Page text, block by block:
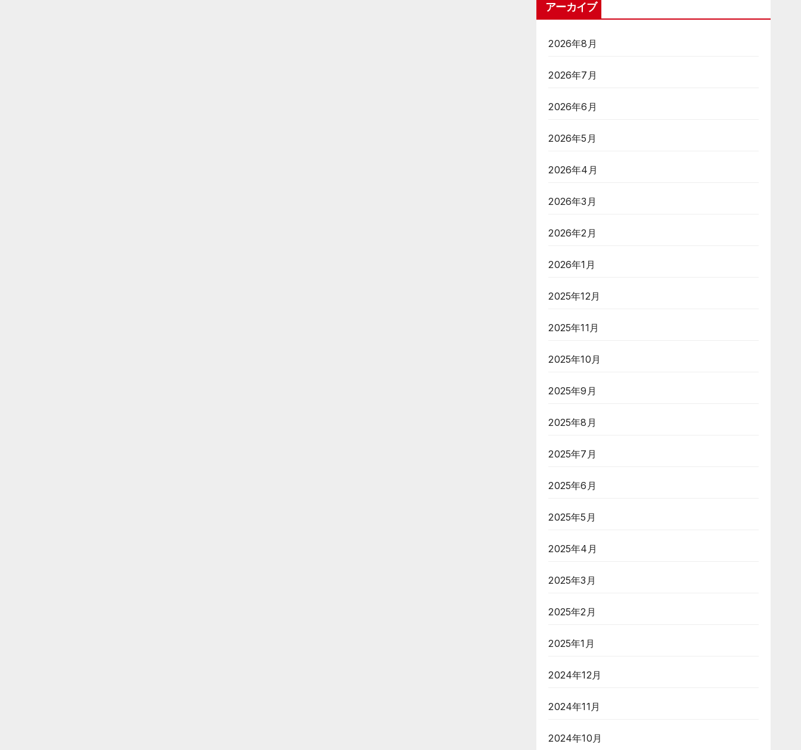
アーカイブ
2026年8月
2026年7月
2026年6月
2026年5月
2026年4月
2026年3月
2026年2月
2026年1月
2025年12月
2025年11月
2025年10月
2025年9月
2025年8月
2025年7月
2025年6月
2025年5月
2025年4月
2025年3月
2025年2月
2025年1月
2024年12月
2024年11月
2024年10月